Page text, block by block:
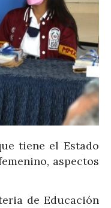
tiene el Estado
aspectos
de Educación